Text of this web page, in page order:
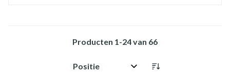
Producten 1-24van 66
Sorteer op: